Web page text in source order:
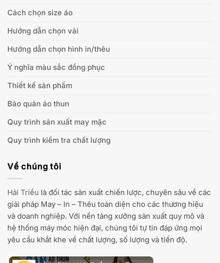
Cách chọn size áo
Hướng dẫn chọn vải
Hướng dẫn chọn hình in/thêu
Ý nghĩa màu sắc đồng phục
Thiết kế sản phẩm
Bảo quản áo thun
Quy trình sản xuất may mặc
Quy trình kiểm tra chất lượng
Về chúng tôi
Hải Triều là đối tác sản xuất chiến lược, chuyên sâu về các
giải pháp May – In – Thêu toàn diện cho các thương hiệu
và doanh nghiệp. Với nền tảng xưởng sản xuất quy mô và
hệ thống máy móc hiện đại, chúng tôi tự tin đáp ứng mọi
yêu cầu khắt khe về chất lượng, số lượng và tiến độ.